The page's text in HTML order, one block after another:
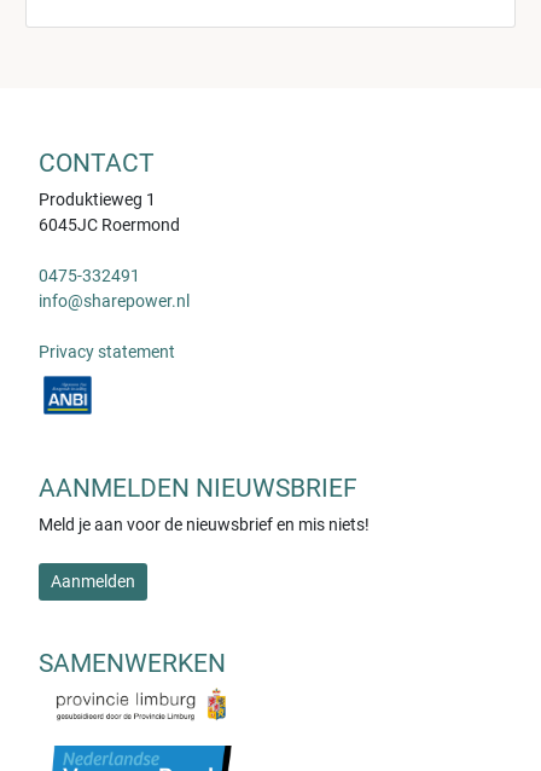
CONTACT
Produktieweg 1
6045JC Roermond
0475-332491
info@sharepower.nl
Privacy statement
AANMELDEN NIEUWSBRIEF
Meld je aan voor de nieuwsbrief en mis niets!
Aanmelden
SAMENWERKEN